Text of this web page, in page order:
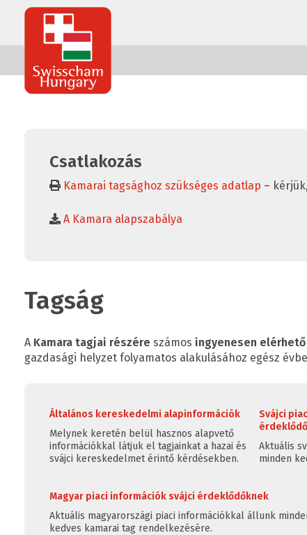
Swisscham
Hungary
Csatlakozás
Kamarai tagsághoz szükséges adatlap –
A Kamara alapszabálya
Tagság
A Kamara tagjai részére számos ingyenesen
gazdasági helyzet folyamatos alakulásához egész
Általános kereskedelmi alapinformációk
Melynek keretén belül hasznos alapvető
információkkal látjuk el tagjainkat a hazai és
svájci kereskedelmet érintő kérdésekben.
Svájci
Aktuális
minden
Magyar piaci információk svájci érdeklődőknek
Aktuális magyarországi piaci információkkal állunk
kedves kamarai tag rendelkezésére.